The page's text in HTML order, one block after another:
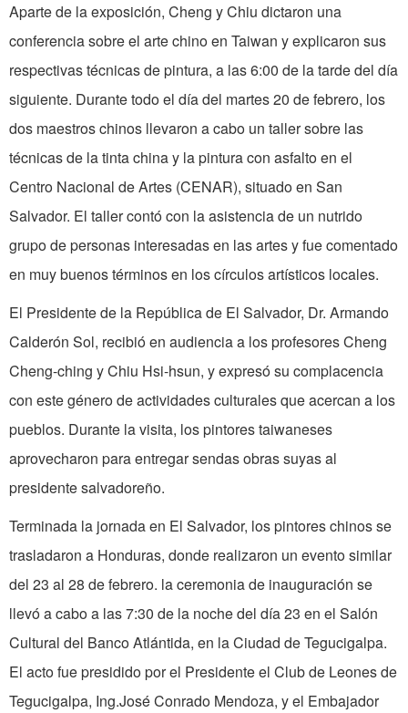
Aparte de la exposición, Cheng y Chiu dictaron una
conferencia sobre el arte chino en Taiwan y explicaron sus
res­pectivas técnicas de pintura, a las 6:00 de la tarde del día
siguiente. Durante todo el día del martes 20 de febrero, los
dos maestros chinos llevaron a cabo un taller sobre las
técnicas de la tinta china y la pintura con asfalto en el
Centro Nacional de Artes (CENAR), situado en San
Salvador. El taller contó con la asistencia de un nutrido
grupo de personas interesadas en las artes y fue comentado
en muy buenos términos en los círculos artísticos locales.
El Presidente de la República de El Salvador, Dr. Armando
Calderón Sol, recibió en audiencia a los profesores Cheng
Cheng-ching y Chiu Hsi-hsun, y expresó su complacencia
con este género de actividades culturales que acercan a los
pueblos. Durante la visita, los pintores taiwaneses
aprovecharon para entregar sendas obras suyas al
presidente salva­doreño.
Terminada la jornada en El Salvador, los pintores chinos se
trasladaron a Honduras, donde realizaron un evento simi­lar
del 23 al 28 de febrero. la ceremonia de inauguración se
llevó a cabo a las 7:30 de la noche del día 23 en el Salón
Cultural del Banco Atlántida, en la Ciudad de Tegu­cigalpa.
El acto fue presidido por el Presi­dente el Club de Leones de
Tegucigalpa, Ing.José Conrado Mendoza, y el Embajador